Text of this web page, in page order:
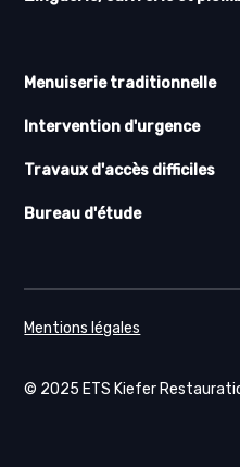
Menuiserie traditionnelle
Intervention d'urgence
Travaux d'accès difficiles
Bureau d'étude
© 2025 ETS Kiefer
Mentions légales